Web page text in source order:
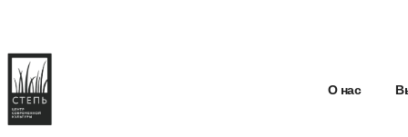
О нас